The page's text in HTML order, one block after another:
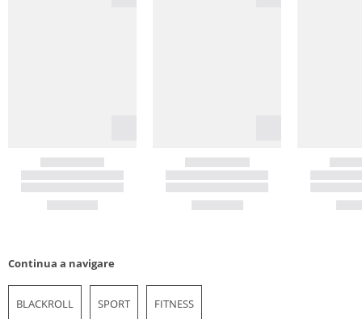
Continua a navigare
BLACKROLL SPORT FITNESS